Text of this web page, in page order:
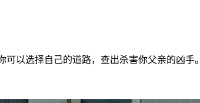
以选择自己的道路，查出杀害你父亲的凶手。